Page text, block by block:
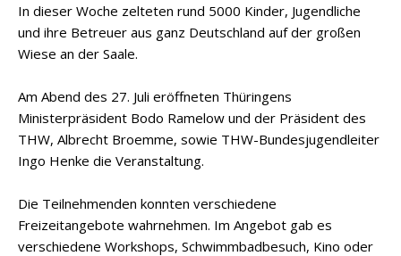
In dieser Woche zelteten rund 5000 Kinder, Jugendliche
und ihre Betreuer aus ganz Deutschland auf der großen
Wiese an der Saale.
Am Abend des 27. Juli eröffneten Thüringens
Ministerpräsident Bodo Ramelow und der Präsident des
THW, Albrecht Broemme, sowie THW-Bundesjugendleiter
Ingo Henke die Veranstaltung.
Die Teilnehmenden konnten verschiedene
Freizeitangebote wahrnehmen. Im Angebot gab es
verschiedene Workshops, Schwimmbadbesuch, Kino oder